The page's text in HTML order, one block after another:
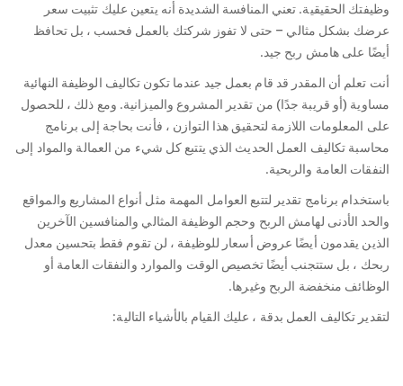
وظيفتك الحقيقية. تعني المنافسة الشديدة أنه يتعين عليك تثبيت سعر
عرضك بشكل مثالي – حتى لا تفوز شركتك بالعمل فحسب ، بل تحافظ
أيضًا على هامش ربح جيد.
أنت تعلم أن المقدر قد قام بعمل جيد عندما تكون تكاليف الوظيفة النهائية
مساوية (أو قريبة جدًا) من تقدير المشروع والميزانية. ومع ذلك ، للحصول
على المعلومات اللازمة لتحقيق هذا التوازن ، فأنت بحاجة إلى برنامج
محاسبة تكاليف العمل الحديث الذي يتتبع كل شيء من العمالة والمواد إلى
النفقات العامة والربحية.
باستخدام برنامج تقدير لتتبع العوامل المهمة مثل أنواع المشاريع والمواقع
والحد الأدنى لهامش الربح وحجم الوظيفة المثالي والمنافسين الآخرين
الذين يقدمون أيضًا عروض أسعار للوظيفة ، لن تقوم فقط بتحسين معدل
ربحك ، بل ستتجنب أيضًا تخصيص الوقت والموارد والنفقات العامة أو
الوظائف منخفضة الربح وغيرها.
لتقدير تكاليف العمل بدقة ، عليك القيام بالأشياء التالية: